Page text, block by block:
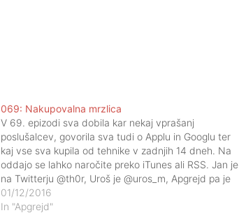
069: Nakupovalna mrzlica
V 69. epizodi sva dobila kar nekaj vprašanj
poslušalcev, govorila sva tudi o Applu in Googlu ter
kaj vse sva kupila od tehnike v zadnjih 14 dneh. Na
oddajo se lahko naročite preko iTunes ali RSS. Jan je
na Twitterju @th0r, Uroš je @uros_m, Apgrejd pa je
preprosto @Apgrejd. Mrežo Apparatus lahko
podprete tudi osebno. Zapiski: Prenosnik…
01/12/2016
In "Apgrejd"